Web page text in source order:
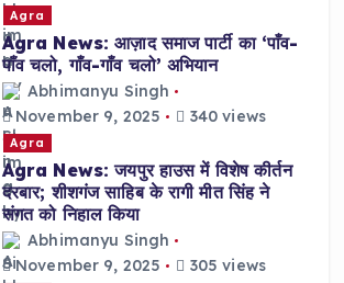
Agra
Agra News: आज़ाद समाज पार्टी का ‘पाँव-
पाँव चलो, गाँव-गाँव चलो’ अभियान
Abhimanyu Singh
November 9, 2025
340 views
Agra
Agra News: जयपुर हाउस में विशेष कीर्तन
दरबार; शीशगंज साहिब के रागी मीत सिंह ने
संगत को निहाल किया
Abhimanyu Singh
November 9, 2025
305 views